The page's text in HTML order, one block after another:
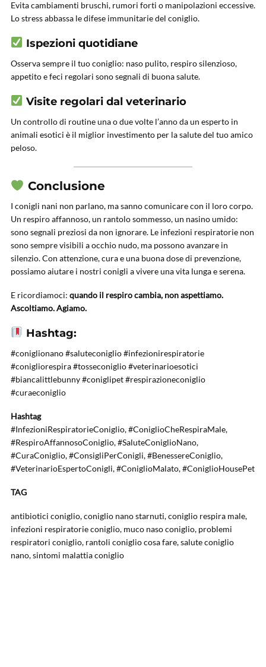
Evita cambiamenti bruschi, rumori forti o manipolazioni eccessive.
Lo stress abbassa le difese immunitarie del coniglio.
Ispezioni quotidiane
Osserva sempre il tuo coniglio: naso pulito, respiro silenzioso,
appetito e feci regolari sono segnali di buona salute.
Visite regolari dal veterinario
Un controllo di routine una o due volte l’anno da un esperto in
animali esotici è il miglior investimento per la salute del tuo amico
peloso.
Conclusione
I conigli nani non parlano, ma sanno comunicare con il loro corpo.
Un respiro affannoso, un rantolo sommesso, un nasino umido:
sono segnali preziosi da non ignorare. Le infezioni respiratorie non
sono sempre visibili a occhio nudo, ma possono avanzare in
silenzio. Con attenzione, cura e una buona dose di prevenzione,
possiamo aiutare i nostri conigli a vivere una vita lunga e serena.
E ricordiamoci: quando il respiro cambia, non aspettiamo.
Ascoltiamo. Agiamo.
Hashtag:
#coniglionano #saluteconiglio #infezionirespiratorie
#conigliorespira #tosseconiglio #veterinarioesotici
#biancalittlebunny #coniglipet #respirazioneconiglio
#curaeconiglio
Hashtag
#InfezioniRespiratorieConiglio, #ConiglioCheRespiraMale,
#RespiroAffannosoConiglio, #SaluteConiglioNano,
#CuraConiglio, #ConsigliPerConigli, #BenessereConiglio,
#VeterinarioEspertoConigli, #ConiglioMalato, #ConiglioHousePet
TAG
antibiotici coniglio, coniglio nano starnuti, coniglio respira male,
infezioni respiratorie coniglio, muco naso coniglio, problemi
respiratori coniglio, rantoli coniglio cosa fare, salute coniglio
nano, sintomi malattia coniglio